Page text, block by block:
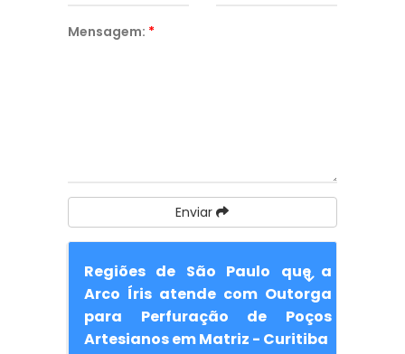
Mensagem: *
Enviar
Regiões de São Paulo que a
Arco Íris atende com Outorga
para Perfuração de Poços
Artesianos em Matriz - Curitiba